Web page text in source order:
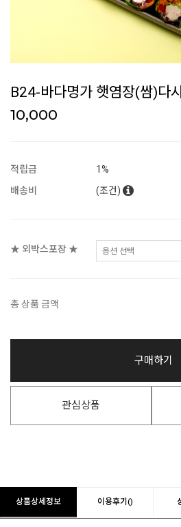
B24-바다명가 햇염장(쌈)다
10,000
적립금
1%
배송비
(조건)
★ 외박스포장 ★
총 상품 금액
구매하기
관심상품
상품상세정보 이용후기()